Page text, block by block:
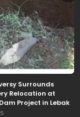
Surrounds
Relocation at
Project in Lebak,